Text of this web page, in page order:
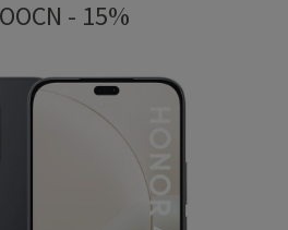
- 15%